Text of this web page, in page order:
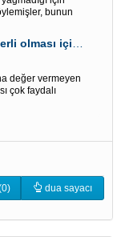
bunun
değer vermeyen
çok faydalı
dua sayacı